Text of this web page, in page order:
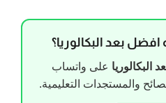
بعد البكالوريا؟
البكالوريا على واتساب
والمستجدات التعليمية.